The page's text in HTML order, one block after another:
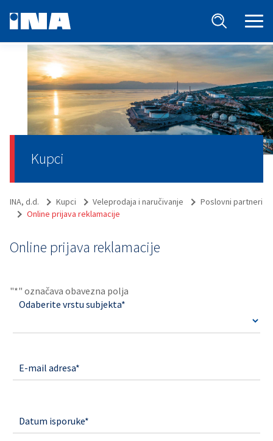
Kupci
INA, d.d. Kupci Veleprodaja i naručivanje
Poslovni partneri
Online prijava reklamacije
Online prijava reklamacije
"*" označava obavezna polja
Odaberite vrstu subjekta*
E-mail adresa*
Datum isporuke*